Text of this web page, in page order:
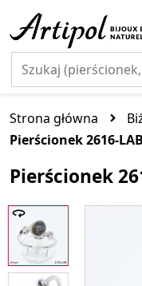
Strona główna
Pierścionek 2616-
Pierścionek